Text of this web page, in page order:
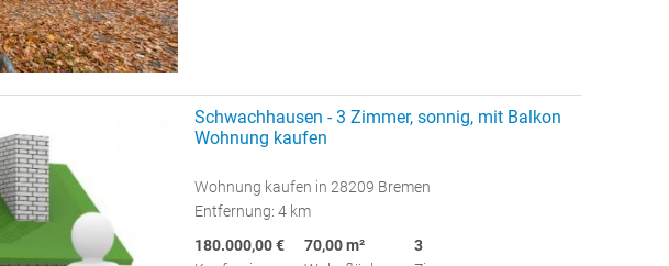
Schwachhausen - 3 Zimmer, sonnig, mit Balkon
Wohnung kaufen
Wohnung kaufen in 28209 Bremen
Entfernung: 4 km
180.000,00 €
70,00 m²
3